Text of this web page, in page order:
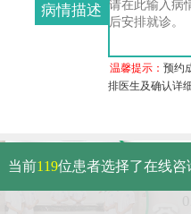
病情描述
温馨提示：预约
排医生及确认详
当前119位患者选择了在线咨